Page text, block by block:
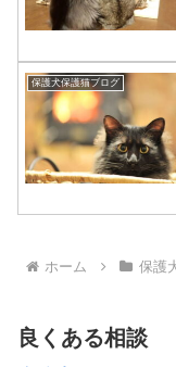
保護犬保護猫ブログ
ホーム 保護
良くある相談